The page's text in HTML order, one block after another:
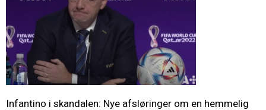
Infantino i skandalen: Nye afsløringer om en hemmelig